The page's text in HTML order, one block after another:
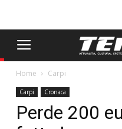
Home Carpi
Carpi Cronaca
Perde 200